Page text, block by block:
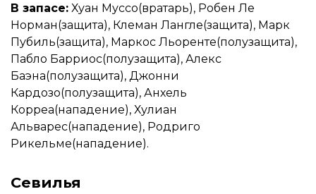
В запасе: Хуан Муссо(вратарь), Робен Ле
Норман(защита), Клеман Лангле(защита), Марк
Пубиль(защита), Маркос Льоренте(полузащита),
Пабло Барриос(полузащита), Алекс
Баэна(полузащита), Джонни
Кардозо(полузащита), Анхель
Корреа(нападение), Хулиан
Альварес(нападение), Родриго
Рикельме(нападение).
Севилья